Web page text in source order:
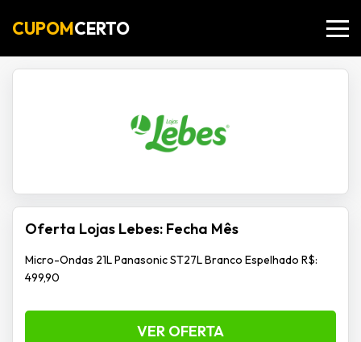
CUPOMCERTO
Oferta Lojas Lebes: Fecha Mês
Micro-Ondas 21L Panasonic ST27L Branco Espelhado R$:
499,90
VER OFERTA